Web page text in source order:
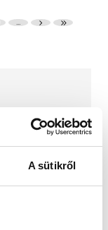
A sütikről
...